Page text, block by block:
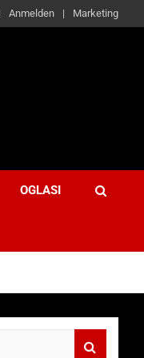
Anmelden Marketing
OGLASI